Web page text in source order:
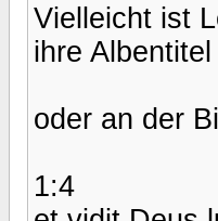
Vielleicht ist
ihre
oder an der
1:4